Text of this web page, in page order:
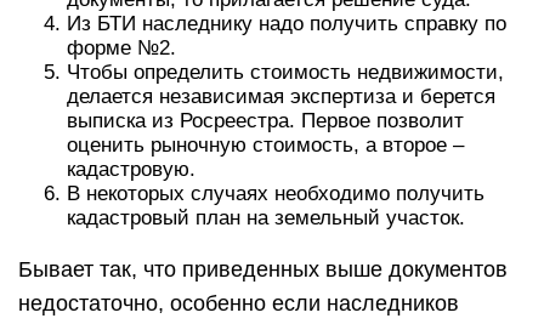
Из БТИ наследнику надо получить справку по
форме №2.
Чтобы определить стоимость недвижимости,
делается независимая экспертиза и берется
выписка из Росреестра. Первое позволит
оценить рыночную стоимость, а второе –
кадастровую.
В некоторых случаях необходимо получить
кадастровый план на земельный участок.
Бывает так, что приведенных выше документов
недостаточно, особенно если наследников